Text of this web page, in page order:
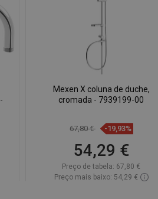
Mexen X coluna de duche,
cromada - 7939199-00
67,80 € -19,93%
54,29 €
Preço de tabela: 67,80 €
Preço mais baixo: 54,29 €